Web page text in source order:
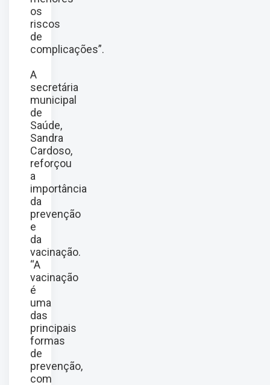
os
riscos
de
complicações”.
A
secretária
municipal
de
Saúde,
Sandra
Cardoso,
reforçou
a
importância
da
prevenção
e
da
vacinação.
“A
vacinação
é
uma
das
principais
formas
de
prevenção,
com